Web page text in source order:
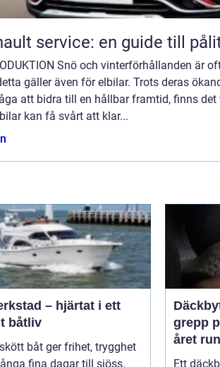
service: en guide till
Snö och vinterförhållanden är
gäller även för elbilar. Trots deras
att bidra till en hållbar framtid, finns det
kan få svårt att klar...
– hjärtat i ett
båtliv
båt ger frihet, trygghet
fina dagar till sjöss.
grepp
året
Ett